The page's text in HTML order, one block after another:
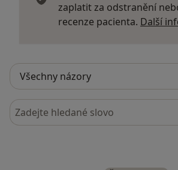
zaplatit za odstranění
recenze pacienta. Další
Hledejte v názorech